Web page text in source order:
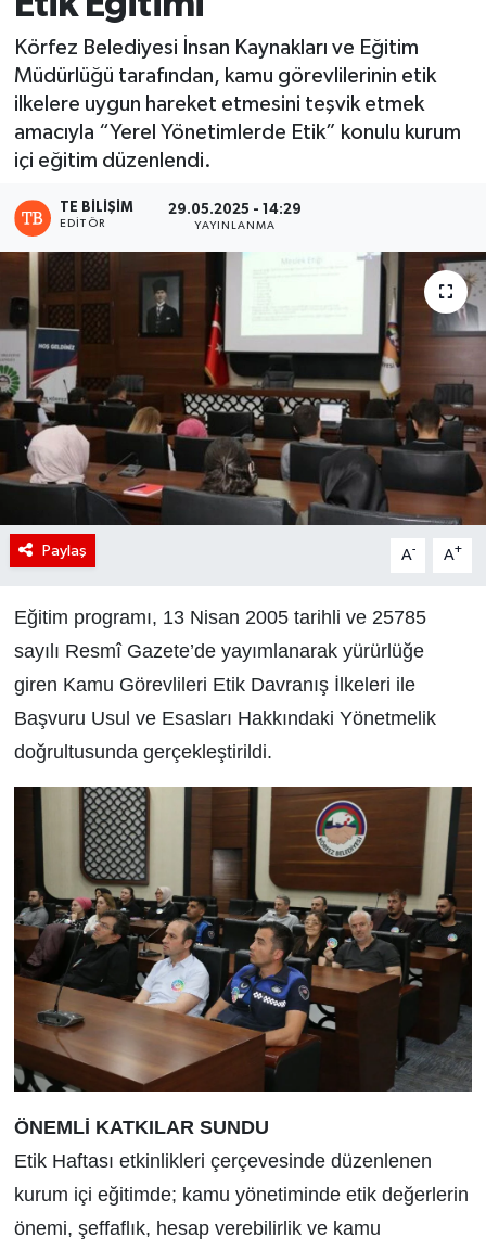
Körfez Belediyesi İnsan Kaynakları ve Eğitim
Müdürlüğü tarafından, kamu görevlilerinin etik
ilkelere uygun hareket etmesini teşvik etmek
amacıyla “Yerel Yönetimlerde Etik” konulu kurum
içi eğitim düzenlendi.
TE BILIŞIM
EDITÖR
29.05.2025 - 14:29
YAYINLANMA
Paylaş A- A+
Eğitim programı, 13 Nisan 2005 tarihli ve 25785
sayılı Resmî Gazete’de yayımlanarak yürürlüğe
giren Kamu Görevlileri Etik Davranış İlkeleri ile
Başvuru Usul ve Esasları Hakkındaki Yönetmelik
doğrultusunda gerçekleştirildi.
ÖNEMLİ KATKILAR SUNDU
Etik Haftası etkinlikleri çerçevesinde düzenlenen
kurum içi eğitimde; kamu yönetiminde etik değerlerin
önemi, şeffaflık, hesap verebilirlik ve kamu